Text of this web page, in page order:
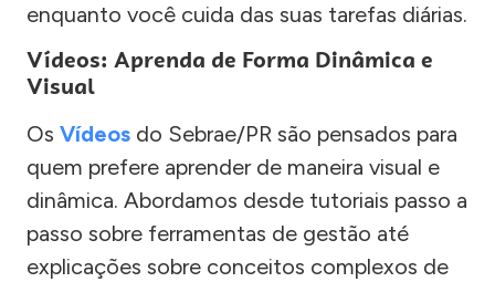
enquanto você cuida das suas tarefas diárias.
Vídeos: Aprenda de Forma Dinâmica e
Visual
Os Vídeos do Sebrae/PR são pensados para
quem prefere aprender de maneira visual e
dinâmica. Abordamos desde tutoriais passo a
passo sobre ferramentas de gestão até
explicações sobre conceitos complexos de